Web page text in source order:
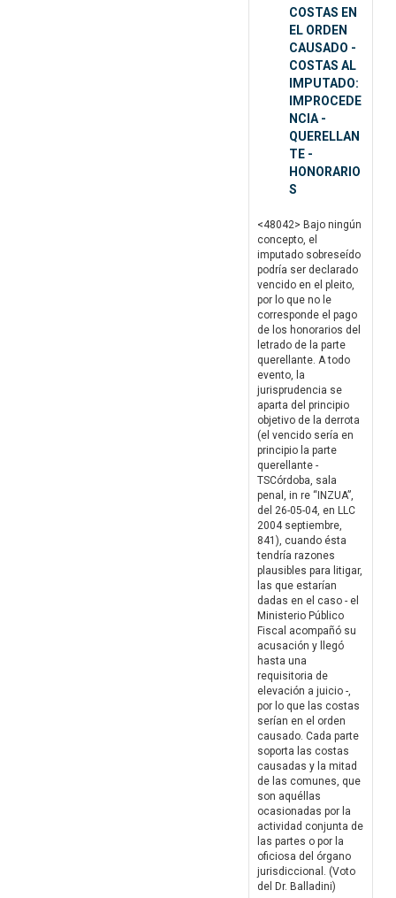
COSTAS EN
EL ORDEN
CAUSADO -
COSTAS AL
IMPUTADO:
IMPROCEDE
NCIA -
QUERELLAN
TE -
HONORARIO
S
<48042> Bajo ningún
concepto, el
imputado sobreseído
podría ser declarado
vencido en el pleito,
por lo que no le
corresponde el pago
de los honorarios del
letrado de la parte
querellante. A todo
evento, la
jurisprudencia se
aparta del principio
objetivo de la derrota
(el vencido sería en
principio la parte
querellante -
TSCórdoba, sala
penal, in re “INZUA”,
del 26-05-04, en LLC
2004 septiembre,
841), cuando ésta
tendría razones
plausibles para litigar,
las que estarían
dadas en el caso - el
Ministerio Público
Fiscal acompañó su
acusación y llegó
hasta una
requisitoria de
elevación a juicio -,
por lo que las costas
serían en el orden
causado. Cada parte
soporta las costas
causadas y la mitad
de las comunes, que
son aquéllas
ocasionadas por la
actividad conjunta de
las partes o por la
oficiosa del órgano
jurisdiccional. (Voto
del Dr. Balladini)